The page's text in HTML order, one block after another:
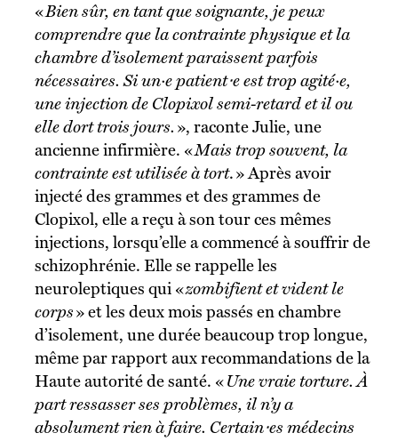
«Bien sûr, en tant que soignante, je peux
comprendre que la contrainte physique et la
chambre d’isolement paraissent parfois
nécessaires. Si un·e patient⋅e est trop agité·e,
une injection de Clopixol semi-retard et il ou
elle dort trois jours. », raconte Julie, une
ancienne infirmière. «Mais trop souvent, la
contrainte est utilisée à tort. » Après avoir
injecté des grammes et des grammes de
Clopixol, elle a reçu à son tour ces mêmes
injections, lorsqu’elle a commencé à souffrir de
schizophrénie. Elle se rappelle les
neuroleptiques qui «zombifient et vident le
corps» et les deux mois passés en chambre
d’isolement, une durée beaucoup trop longue,
même par rapport aux recommandations de la
Haute autorité de santé. «Une vraie torture. À
part ressasser ses problèmes, il n’y a
absolument rien à faire. Certain⋅es médecins